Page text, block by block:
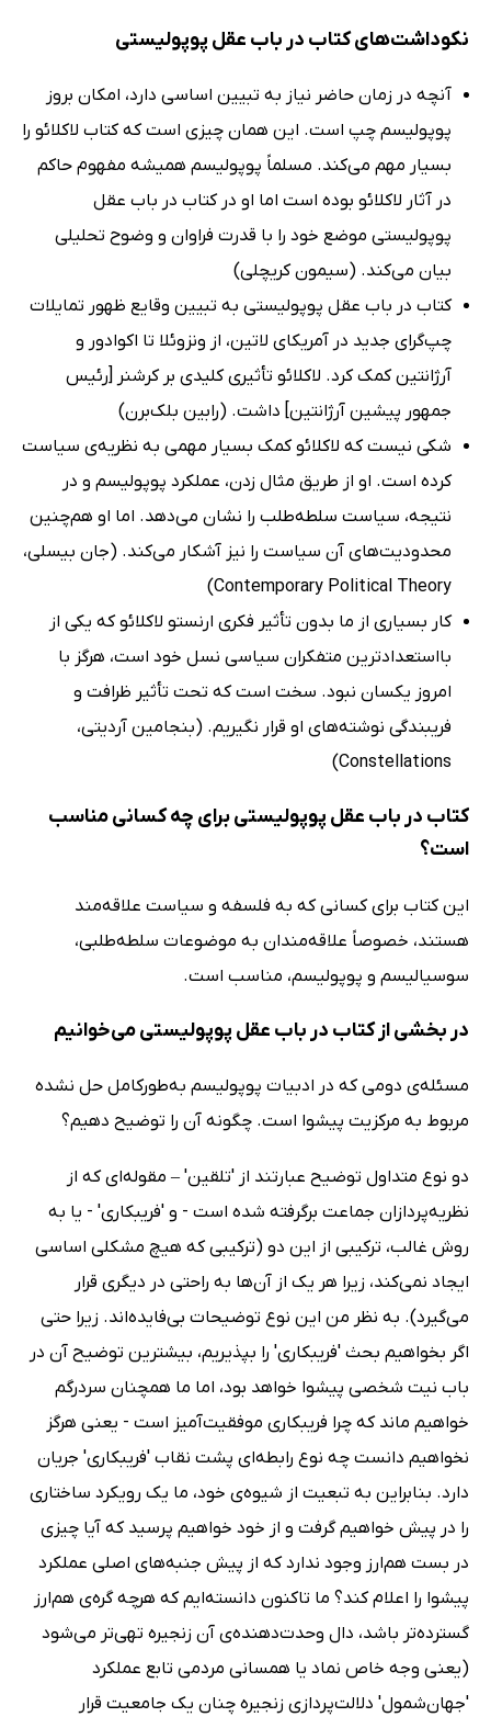
نکوداشت‌های کتاب در باب عقل پوپولیستی
آنچه در زمان حاضر نیاز به تبیین اساسی دارد، امکان بروز
پوپولیسم چپ است. این همان چیزی است که کتاب لاکلائو را
بسیار مهم می‌کند. مسلماً پوپولیسم همیشه مفهوم حاکم
در آثار لاکلائو بوده است اما او در کتاب در باب عقل
پوپولیستی موضع خود را با قدرت فراوان و وضوح تحلیلی
بیان می‌کند. (سیمون کریچلی)
کتاب در باب عقل پوپولیستی به تبیین وقایع ظهور تمایلات
چپ‌گرای جدید در آمریکای لاتین، از ونزوئلا تا اکوادور و
آرژانتین کمک کرد. لاکلائو تأثیری کلیدی بر کرشنر [رئیس
جمهور پیشین آرژانتین] داشت. (رابین بلک‌برن)
شکی نیست که لاکلائو کمک بسیار مهمی به نظریه‌ی سیاست
کرده است. او از طریق مثال زدن، عملکرد پوپولیسم و در
نتیجه، سیاست سلطه‌طلب را نشان می‌دهد. اما او هم‌چنین
محدودیت‌های آن سیاست را نیز آشکار می‌کند. (جان بیسلی،
Contemporary Political Theory)
کار بسیاری از ما بدون تأثیر فکری ارنستو لاکلائو که یکی از
بااستعدادترین متفکران سیاسی نسل خود است، هرگز با
امروز یکسان نبود. سخت است که تحت تأثیر ظرافت و
فریبندگی نوشته‌های او قرار نگیریم. (بنجامین آردیتی،
Constellations)
کتاب در باب عقل پوپولیستی برای چه کسانی مناسب
است؟
این کتاب برای کسانی که به فلسفه و سیاست علاقه‌مند
هستند، خصوصاً علاقه‌مندان به موضوعات سلطه‌طلبی،
سوسیالیسم و پوپولیسم، مناسب است.
در بخشی از کتاب در باب عقل پوپولیستی می‌خوانیم
مسئله‌ی دومی که در ادبیات پوپولیسم به‌طور‌کامل حل نشده
مربوط به مرکزیت پیشوا است. چگونه آن را توضیح دهیم؟
دو نوع متداول توضیح عبارتند از 'تلقین' – مقوله‌ای که از
نظریه‌پردازان جماعت برگرفته شده است - و 'فریبکاری' - یا به
روش غالب، ترکیبی از این دو (ترکیبی که هیچ مشکلی اساسی
ایجاد نمی‌کند، زیرا هر یک از آن‌ها به راحتی در دیگری قرار
می‌گیرد). به نظر من این نوع توضیحات بی‌فایده‌اند. زیرا حتی
اگر بخواهیم بحث 'فریبکاری' را بپذیریم، بیشترین توضیح آن در
باب نیت شخصی پیشوا خواهد بود، اما ما همچنان سردرگم
خواهیم ماند که چرا فریبکاری موفقیت‌آمیز است - یعنی هرگز
نخواهیم دانست چه نوع رابطه‌ای پشت نقاب 'فریبکاری' جریان
دارد. بنابراین به تبعیت از شیوه‌ی خود، ما یک رویکرد ساختاری
را در پیش خواهیم گرفت و از خود خواهیم پرسید که آیا چیزی
در بست هم‌ارز وجود ندارد که از پیش جنبه‌های اصلی عملکرد
پیشوا را اعلام کند؟ ما تاکنون دانسته‌ایم که هرچه گره‌ی هم‌ارز
گسترده‌تر باشد، دال وحدت‌دهنده‌ی آن زنجیره تهی‌تر می‌شود
(یعنی وجه خاص نماد یا همسانی مردمی تابع عملکرد
'جهان‌شمول' دلالت‌پردازی زنجیره چنان یک جامعیت قرار